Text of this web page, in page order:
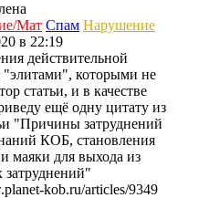
Мат Спам Нарушение
в 22:19
действительной
"элитами", которыми не
статьи, и в качестве
ещё одну цитату из
"Причины затруднений
КОБ, становления
маяки для выхода из
kob.ru/articles/9349